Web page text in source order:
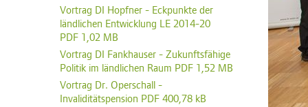
Vortrag DI Hopfner - Eckpunkte der
ländlichen Entwicklung LE 2014-20
PDF 1,02 MB
Vortrag DI Fankhauser - Zukunftsfähige
Politik im ländlichen Raum PDF 1,52 MB
Vortrag Dr. Operschall -
Invaliditätspension PDF 400,78 kB